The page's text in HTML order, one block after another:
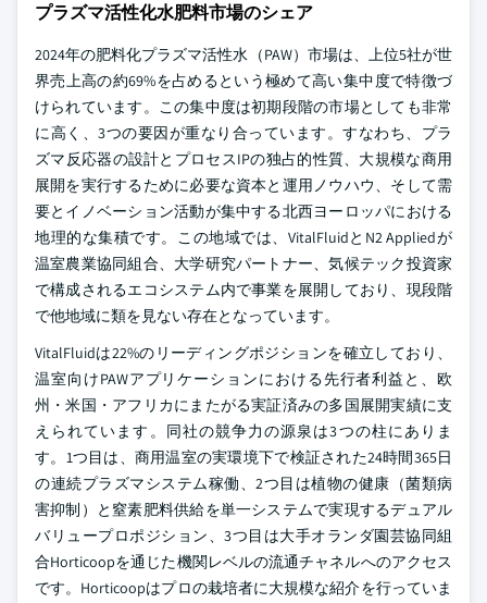
プラズマ活性化水肥料市場のシェア
2024年の肥料化プラズマ活性水（PAW）市場は、上位5社が世
界売上高の約69%を占めるという極めて高い集中度で特徴づ
けられています。この集中度は初期段階の市場としても非常
に高く、3つの要因が重なり合っています。すなわち、プラ
ズマ反応器の設計とプロセスIPの独占的性質、大規模な商用
展開を実行するために必要な資本と運用ノウハウ、そして需
要とイノベーション活動が集中する北西ヨーロッパにおける
地理的な集積です。この地域では、VitalFluidとN2 Appliedが
温室農業協同組合、大学研究パートナー、気候テック投資家
で構成されるエコシステム内で事業を展開しており、現段階
で他地域に類を見ない存在となっています。
VitalFluidは22%のリーディングポジションを確立しており、
温室向けPAWアプリケーションにおける先行者利益と、欧
州・米国・アフリカにまたがる実証済みの多国展開実績に支
えられています。同社の競争力の源泉は3つの柱にありま
す。1つ目は、商用温室の実環境下で検証された24時間365日
の連続プラズマシステム稼働、2つ目は植物の健康（菌類病
害抑制）と窒素肥料供給を単一システムで実現するデュアル
バリュープロポジション、3つ目は大手オランダ園芸協同組
合Horticoopを通じた機関レベルの流通チャネルへのアクセス
です。Horticoopはプロの栽培者に大規模な紹介を行っていま